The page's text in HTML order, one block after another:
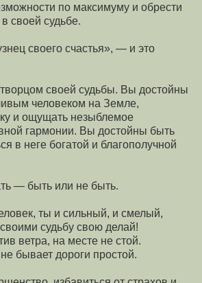
по максимуму и обрести
своей судьбе.
своего счастья», — и это
своей судьбы. Вы достойны
человеком на Земле,
и ощущать незыблемое
гармонии. Вы достойны быть
в неге богатой и благополучной
— быть или не быть.
ты и сильный, и смелый,
судьбу свою делай!
ветра, на месте не стой.
бывает дороги простой.